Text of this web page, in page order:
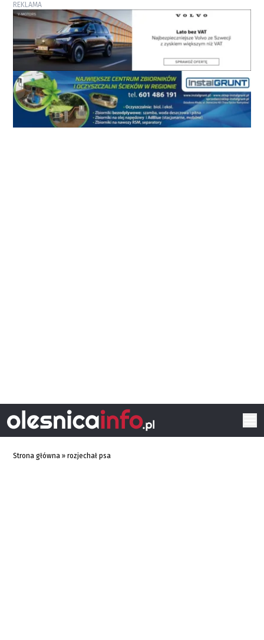
REKLAMA
Strona główna »rozjechał psa